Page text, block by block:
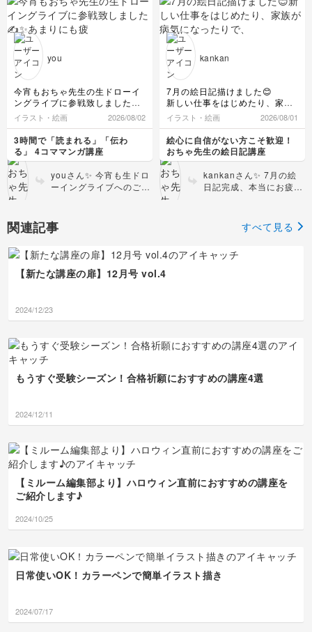
毎日あっという間に過ぎ
ちゃいますよね〜！💦そ
んな忙しい日々のなか
す👏 あんさんにとっ
日のハッピーな癒やしに
なっているのですね♪可
愛らしいイラストにいつ
も癒されております❤️ 8
月もあっという間に過ぎ
ちゃう予感がしますが
（笑）、共に楽しみなが
らコツコツいきましょ
う〜！嬉しいレポートを
ありがとうございまし
た！また、参考に描かせて頂き
ます🙇✨
縦の描きは、FUJI ROCKの思い
出の景色を残したくて描きまし
た〜！
来月も楽しく描けたら…と思い
ます✨✍️
ー！！✍️✨ライブのリク
エストをさっそく絵日記
のなかに可愛く落とし込
もこちらこそ、楽しく一
とうございます🥰そして
今月からの新企画、ヘン
テコ数字から可愛い乙女
のコに変更したとのこと
で💖数字を見るたびにキ
ュンとしちゃう、可愛い
きゅんページになります
ね！ぜひこれからも参考
にしちゃってください！
さらに、縦のレイアウト
しゃれで素敵！！大自然
が、そのまま絵日記の中
ちになります！！来月も
クする日常をのびのび描
ポートをありがとうござ
いました！また次回もお
you
今宵もおちゃ先生の生ドローイ
ングライブに参戦致しました✍️
✨あまりにも疲れていたので、
途中で描くのを断念してしま
い、アーカイブにて仕上げまし
た😅
上里カンターレの描きありがと
うございました😊✨マンスリー
絵日記に描きます！珍しい動物
もたくさん！！丸シールまで描
けて楽しかった🥰✨今回の家族
んママさんのいい解釈でなかな
か素敵な感じに仕上がりになり
ましたね〜👍✨素晴らしいです
👏👏👏
1週間がとても早く感じるの
は、きっと日々が充実している
ろうなぁ〜と思いつつ、また楽
す✨宜しくお願い致します🙇
イラスト・絵画 2026/08/02
3時間で「読まれる」「伝わ
る」 4コママンガ講座
youさん✨ 今宵も生ドロ
ーイングライブへのご参
まりにもお疲れのなか、
リアルタイムで遊びに来
かったです😭 無理せず
途中でアーカイブに切り
替えて、バッチリ仕上げ
ございます👏✨上里カン
ターレの描き、マニアッ
ー絵日記への仲間入り決
定ですね！楽しみです🏰
想は素晴らしすぎて私も
感動しちゃいましたー
いい解釈が生まれて最高
に素敵な仕上がりになり
間があっという間」は
日々が充実している証拠
ですね！また今週も、金
曜日に最高の笑顔でお会
いできるのを心から楽し
れ様でした〜〜！🙇💞
kankan
7月の絵日記描けました😊
新しい仕事をはじめたり、家族
が病気になったりで、あまり余
裕のないひと月でした😓
なので、イラスト自体はいまい
ち代わり映えしませんが、まあ
頑張ったなと思っています🤭
そして、途中黒ペンを変えた
り、左ページは水彩色鉛筆、右
ページは普通の色鉛筆と、試行
そしてもっとイラストを上達さ
せたいとつくづく感じた7月で
焦らず、また8月もコツコツや
イラスト・絵画 2026/08/01
絵心に自信がない方こそ歓迎！
おちゃ先生の絵日記講座
kankanさん✨ 7月の絵
日記完成、本当にお疲れ
病まで……！本当に、ご
自身が思っている以上に
したね😭本当によく頑張
い分けといった試行錯誤
までされていたなん
と探究心、本当に凄すぎ
ですね！代わり映えしな
ないですよ。大変な日々
を一緒に乗り越えたこの
返したときに特別な愛お
気持ち、とっても素敵で
これからもっともっと描
くのが楽しくなります
ね！8月もkankanさんの
がとうございました！🥰
関連記事 すべて見る
【新たな講座の扉】12月号 vol.4
2024/12/23
もうすぐ受験シーズン！合格祈願におすすめの講座4選
2024/12/11
【ミルーム編集部より】ハロウィン直前におすすめの講座を
ご紹介します♪
2024/10/25
日常使いOK！カラーペンで簡単イラスト描き
2024/07/17